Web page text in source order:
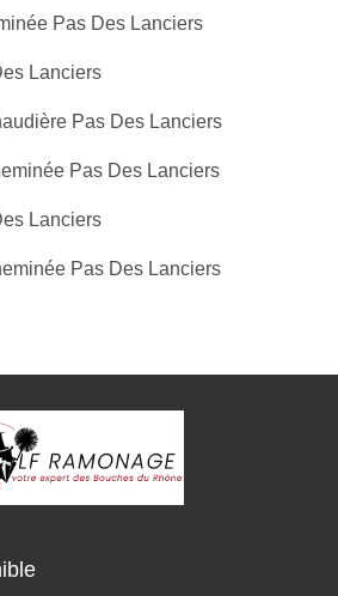
Pas Des Lanciers
Lanciers
Pas Des Lanciers
Pas Des Lanciers
Lanciers
Pas Des Lanciers